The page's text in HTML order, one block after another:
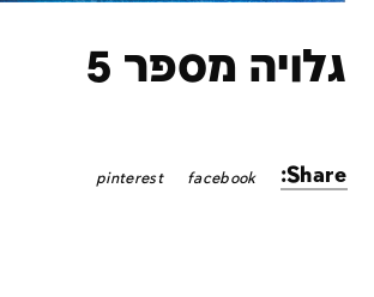
גלויה מספר 5
Share:
facebook
pinterest